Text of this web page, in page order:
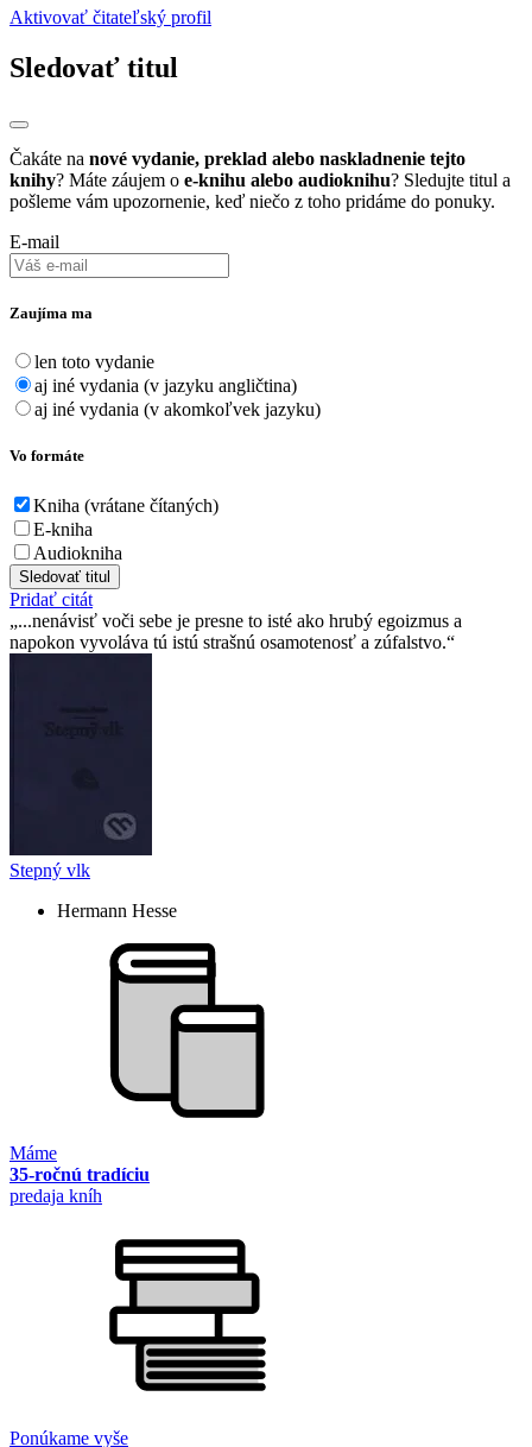
Aktivovať čitateľský profil
Sledovať titul
Čakáte na nové vydanie, preklad alebo naskladnenie tejto
knihy? Máte záujem o e-knihu alebo audioknihu? Sledujte titul a
pošleme vám upozornenie, keď niečo z toho pridáme do ponuky.
E-mail
Zaujíma ma
len toto vydanie
aj iné vydania (v jazyku angličtina)
aj iné vydania (v akomkoľvek jazyku)
Vo formáte
Kniha (vrátane čítaných)
E-kniha
Audiokniha
Sledovať titul
Pridať citát
...nenávisť voči sebe je presne to isté ako hrubý egoizmus a
napokon vyvoláva tú istú strašnú osamotenosť a zúfalstvo.
Stepný vlk
Hermann Hesse
Máme
35-ročnú tradíciu
predaja kníh
Ponúkame vyše